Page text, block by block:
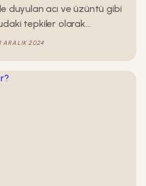
duyulan acı ve üzüntü gibi
tepkiler olarak
yas nasıl olur? Çocuklar
ölüm ya da boşanma veya
yerleştirilme gibi durumlar
ARALIK 2024